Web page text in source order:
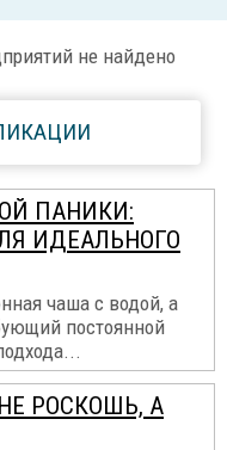
не найдено
ПАНИКИ:
ИДЕАЛЬНОГО
чаша с водой, а
постоянной
РОСКОШЬ, А